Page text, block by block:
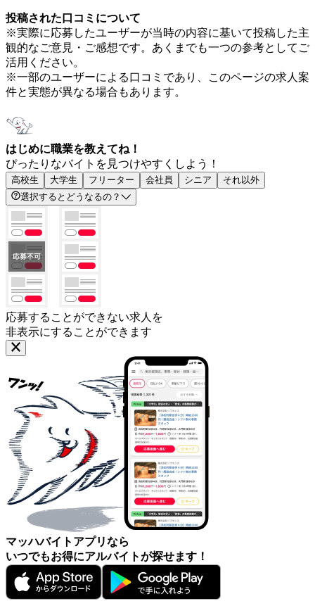
投稿された口コミについて
※実際に応募したユーザーが当時の内容に基いて投稿した主
観的なご意見・ご感想です。あくまでも一つの参考としてご
活用ください。
※一部のユーザーによる口コミであり、このページの求人案
件と実態が異なる場合もあります。
はじめに職業を教えてね！
ぴったりなバイトを見つけやすくしよう！
高校生 大学生 フリーター 会社員 シニア
それ以外
選択するとどうなるの？
応募することができない求人を
非表示にすることができます
マッハバイトアプリなら
いつでもお得にアルバイトが探せます！